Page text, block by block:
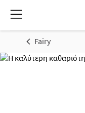
Fairy